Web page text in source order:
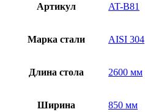
Артикул AT-B81
Марка стали AISI 304
Длина стола 2600 мм
Ширина 850 мм